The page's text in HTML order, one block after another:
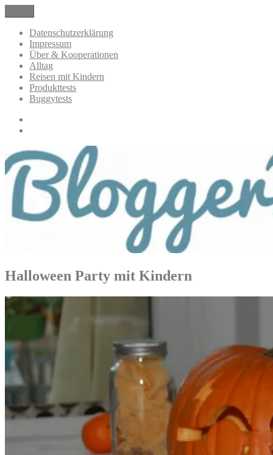
Inhalt
springen
BloggerMumOf3Boys Mamablog
Mamablog über das Leben mit drei Kindern mit Produkttests und
Alltagsthemen
Datenschutzerklärung
Impressum
Über & Kooperationen
Alltag
Reisen mit Kindern
Produkttests
Buggytests
Halloween Party mit Kindern